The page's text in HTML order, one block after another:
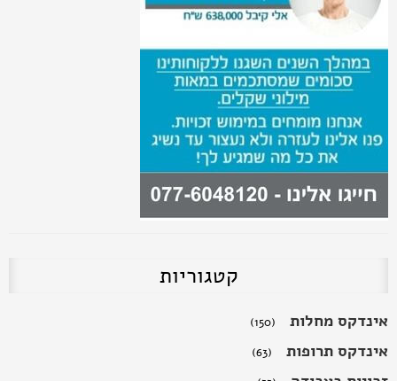
זכויות חולי דיאליזה
אי כושר עבודה
קטגוריות
אינדקס מחלות (150)
אינדקס תרופות (63)